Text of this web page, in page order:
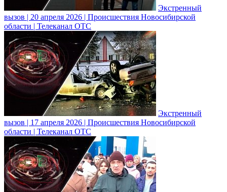
Экстренный
вызов | 20 апреля 2026 | Происшествия Новосибирской
области | Телеканал ОТС
Экстренный
вызов | 17 апреля 2026 | Происшествия Новосибирской
области | Телеканал ОТС